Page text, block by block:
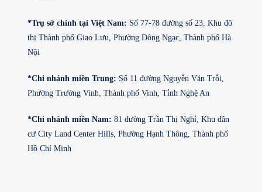
*Trụ sở chính tại Việt Nam: Số 77-78 đường số 23, Khu đô
thị Thành phố Giao Lưu, Phường Đông Ngạc, Thành phố Hà
Nội
*Chi nhánh miền Trung: Số 11 đường Nguyễn Văn Trỗi,
Phường Trường Vinh, Thành phố Vinh, Tỉnh Nghệ An
*Chi nhánh miền Nam: 81 đường Trần Thị Nghỉ, Khu dân
cư City Land Center Hills, Phường Hạnh Thông, Thành phố
Hồ Chí Minh